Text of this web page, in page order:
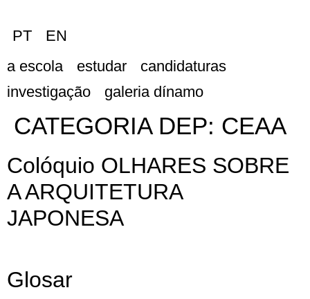
PT
EN
a escola
estudar
candidaturas
investigação
galeria dínamo
CATEGORIA DEP: CEAA
Colóquio OLHARES SOBRE
A ARQUITETURA
JAPONESA
Glosar